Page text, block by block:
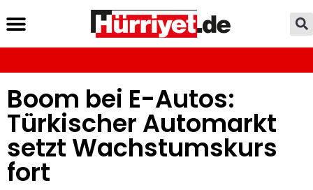
Boom bei E-Autos:
Türkischer Automarkt
setzt Wachstumskurs
fort